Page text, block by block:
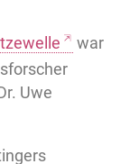
war
Uwe